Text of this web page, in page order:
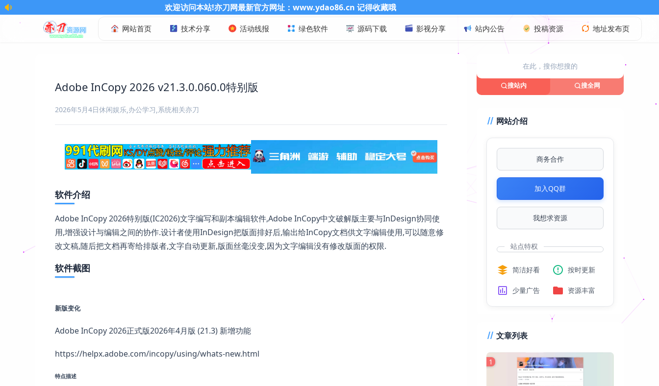
欢迎访问本站!亦刀网最新官方网址：www.ydao86.cn 记得收藏哦
网站首页 技术分享 活动线报 绿色软件 源码下载 影视分享 站内公告 投稿资源 地址发布页
Adobe InCopy 2026 v21.3.0.060.0特别版
2026年5月4日休闲娱乐,办公学习,系统相关亦刀
软件介绍
Adobe InCopy 2026特别版(IC2026)文字编写和副本编辑软件,Adobe InCopy中文破解版主要与InDesign协同使
用,增强设计与编辑之间的协作.设计者使用InDesign把版面排好后,输出给InCopy文档供文字编辑使用,可以随意修
改文稿,随后把文档再寄给排版者,文字自动更新,版面丝毫没变,因为文字编辑没有修改版面的权限.
软件截图
新版变化
Adobe InCopy 2026正式版2026年4月版 (21.3) 新增功能
https://helpx.adobe.com/incopy/using/whats-new.html
特点描述
搜站内 搜全网
网站介绍
商务合作
加入QQ群
我想求资源
站点特权
简洁好看 按时更新
少量广告 资源丰富
文章列表
1